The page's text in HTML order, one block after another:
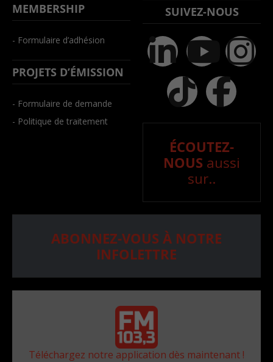
MEMBERSHIP
- Formulaire d’adhésion
PROJETS D’ÉMISSION
- Formulaire de demande
- Politique de traitement
SUIVEZ-NOUS
ÉCOUTEZ-
NOUS aussi
sur..
ABONNEZ-VOUS À NOTRE
INFOLETTRE
Téléchargez notre application dès maintenant !